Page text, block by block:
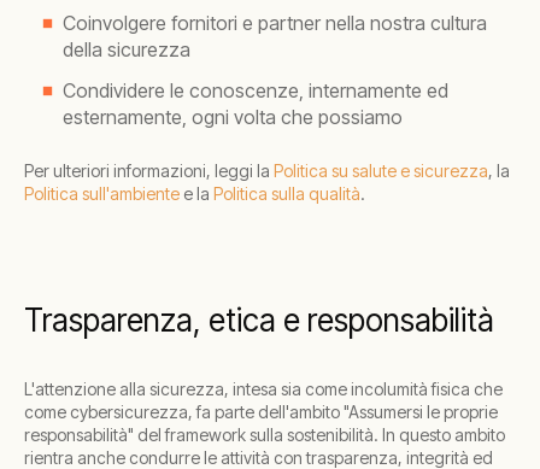
Coinvolgere fornitori e partner nella nostra cultura
della sicurezza
Condividere le conoscenze, internamente ed
esternamente, ogni volta che possiamo
Per ulteriori informazioni, leggi la Politica su salute e sicurezza, la
Politica sull'ambiente e la Politica sulla qualità.
Trasparenza, etica e responsabilità
L'attenzione alla sicurezza, intesa sia come incolumità fisica che
come cybersicurezza, fa parte dell'ambito "Assumersi le proprie
responsabilità" del framework sulla sostenibilità. In questo ambito
rientra anche condurre le attività con trasparenza, integrità ed